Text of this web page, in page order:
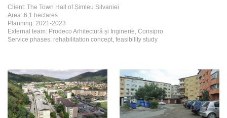
Client: The Town Hall of Șimleu Silvaniei
Area: 6,1 hectares
Planning: 2021-2023
External team: Prodeco Arhitectură și Inginerie, Consipro
Service phases: rehabilitation concept, feasibility study